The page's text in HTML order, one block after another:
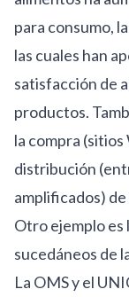
para consumo,
las cuales han
satisfacción de
productos.
la compra (sitios
distribución
amplificados)
Otro ejemplo es
sucedáneos de
La OMS y el